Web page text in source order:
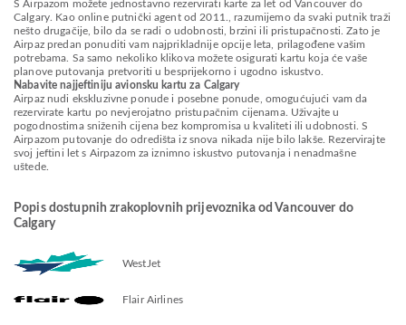
S Airpazom možete jednostavno rezervirati karte za let od Vancouver do
Calgary. Kao online putnički agent od 2011., razumijemo da svaki putnik traži
nešto drugačije, bilo da se radi o udobnosti, brzini ili pristupačnosti. Zato je
Airpaz predan ponuditi vam najprikladnije opcije leta, prilagođene vašim
potrebama. Sa samo nekoliko klikova možete osigurati kartu koja će vaše
planove putovanja pretvoriti u besprijekorno i ugodno iskustvo.
Nabavite najjeftiniju avionsku kartu za Calgary
Airpaz nudi ekskluzivne ponude i posebne ponude, omogućujući vam da
rezervirate kartu po nevjerojatno pristupačnim cijenama. Uživajte u
pogodnostima sniženih cijena bez kompromisa u kvaliteti ili udobnosti. S
Airpazom putovanje do odredišta iz snova nikada nije bilo lakše. Rezervirajte
svoj jeftini let s Airpazom za iznimno iskustvo putovanja i nenadmašne
uštede.
Popis dostupnih zrakoplovnih prijevoznika od Vancouver do
Calgary
WestJet
Flair Airlines